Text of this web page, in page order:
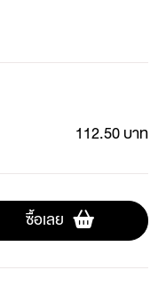
112.50 บาท
ซื้อเลย